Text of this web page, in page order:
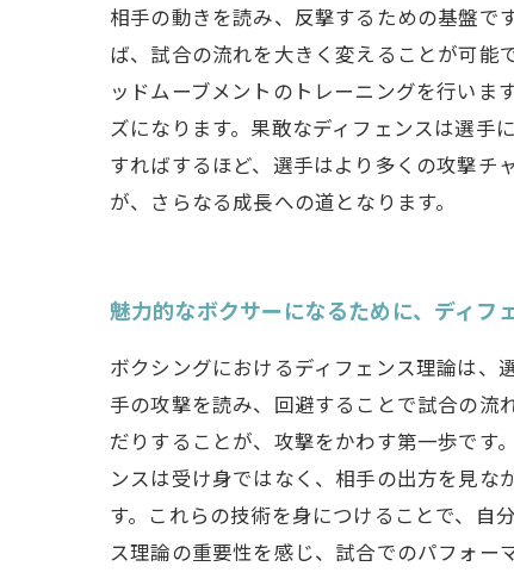
相手の動きを読み、反撃するための基盤で
ば、試合の流れを大きく変えることが可能
ッドムーブメントのトレーニングを行いま
ズになります。果敢なディフェンスは選手
すればするほど、選手はより多くの攻撃チ
が、さらなる成長への道となります。
魅力的なボクサーになるために、ディフ
ボクシングにおけるディフェンス理論は、
手の攻撃を読み、回避することで試合の流
だりすることが、攻撃をかわす第一歩です
ンスは受け身ではなく、相手の出方を見
す。これらの技術を身につけることで、自
ス理論の重要性を感じ、試合でのパフォー